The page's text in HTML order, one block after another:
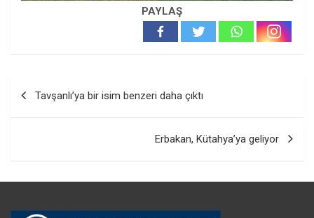
PAYLAŞ
gezinmesi
Tavşanlı’ya bir isim benzeri daha çıktı
Erbakan, Kütahya’ya geliyor